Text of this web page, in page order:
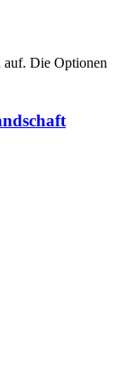
auf. Die Optionen